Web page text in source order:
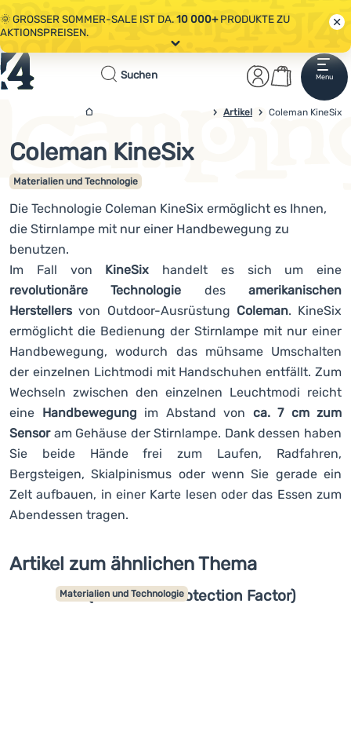
🌞 GROSSER SOMMER-SALE IST DA.10 000+PRODUKTE ZU
AKTIONSPREISEN.
🤫 - 10 % AUF AUSGEWÄHLTE CAMPING- & WANDERAUSRÜSTUNG.
CODE OUT10
Alle Aktionen
Suchen
Anmelden
Warenkorb
Menu
Startseite
Bekleidung
Schuhe
Rucksäcke
Schlafsäcke
Isomatten
Zelte
Ausrüstung
Kochen
Klettern
Ultraleichte
Ausrüstung
Sport
Marken
eXtra
Beratung
4campingshop.de
Artikel Coleman KineSix
Coleman KineSix
Materialien und Technologie
Die Technologie Coleman KineSix ermöglicht es Ihnen,
die Stirnlampe mit nur einer Handbewegung zu
benutzen.
Im Fall von KineSix handelt es sich um eine
revolutionäre Technologie desamerikanischen
Herstellers von Outdoor-Ausrüstung Coleman. KineSix
ermöglicht die Bedienung der Stirnlampe mit nur einer
Handbewegung, wodurch das mühsame Umschalten
der einzelnen Lichtmodi mit Handschuhen entfällt. Zum
Wechseln zwischen den einzelnen Leuchtmodi reicht
eine Handbewegung im Abstand von ca. 7 cm zum
Sensoram Gehäuse der Stirnlampe. Dank dessen haben
Sie beide Hände frei zum Laufen, Radfahren,
Bergsteigen, Skialpinismus oder wenn Sie gerade ein
Zelt aufbauen, in einer Karte lesen oder das Essen zum
Abendessen tragen.
Artikel zum ähnlichen Thema
UPF (Ultraviolet Protection Factor)
Materialien und Technologie